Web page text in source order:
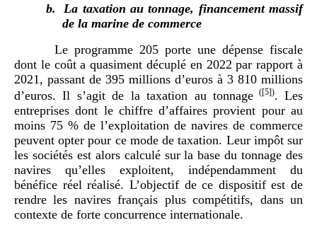
b.
La taxation au tonnage, financement massif
de la marine de commerce
Le programme 205 porte une dépense fiscale
dont le coût a quasiment décuplé en 2022 par rapport à
2021, passant de 395 millions d’euros à 3 810 millions
d’euros. Il s’agit de la taxation au tonnage ([5]). Les
entreprises dont le chiffre d’affaires provient pour au
moins 75 % de l’exploitation de navires de commerce
peuvent opter pour ce mode de taxation. Leur impôt sur
les sociétés est alors calculé sur la base du tonnage des
navires qu’elles exploitent, indépendamment du
bénéfice réel réalisé. L’objectif de ce dispositif est de
rendre les navires français plus compétitifs, dans un
contexte de forte concurrence internationale.